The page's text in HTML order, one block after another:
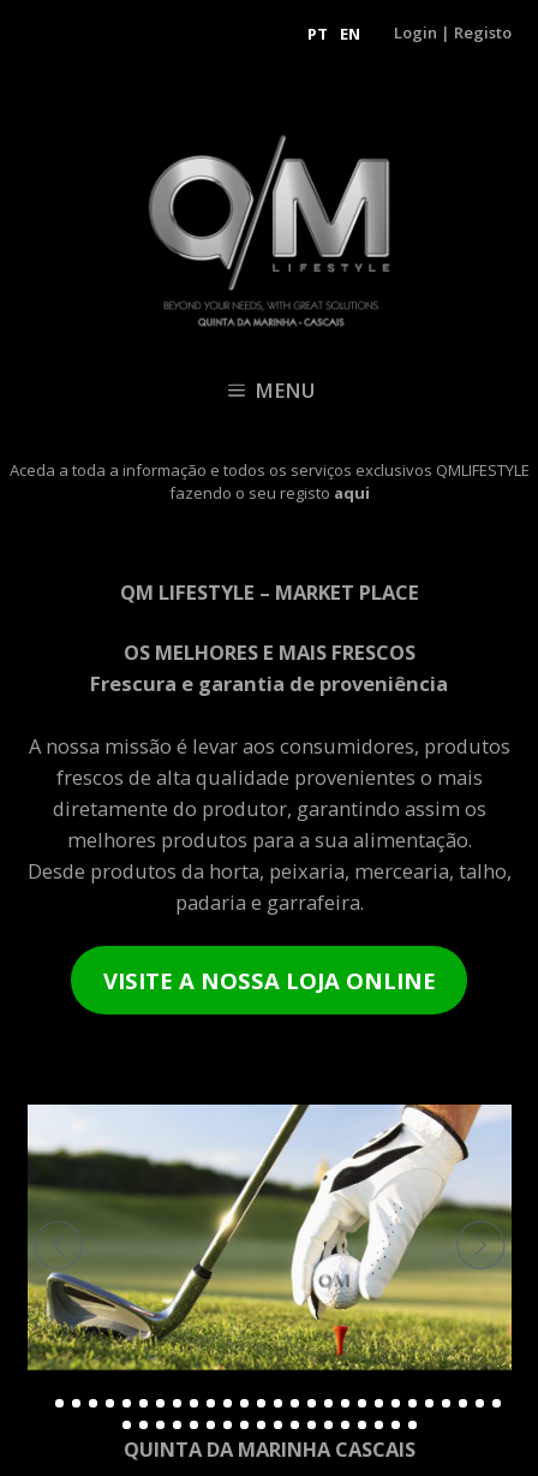
PT EN Login | Registo
MENU
Aceda a toda a informação e todos os serviços exclusivos QMLIFESTYLE
fazendo o seu registo aqui
QM LIFESTYLE – MARKET PLACE
OS MELHORES E MAIS FRESCOS
Frescura e garantia de proveniência
A nossa missão é levar aos consumidores, produtos
frescos de alta qualidade provenientes o mais
diretamente do produtor, garantindo assim os
melhores produtos para a sua alimentação.
Desde produtos da horta, peixaria, mercearia, talho,
padaria e garrafeira.
VISITE A NOSSA LOJA ONLINE
QUINTA DA MARINHA CASCAIS